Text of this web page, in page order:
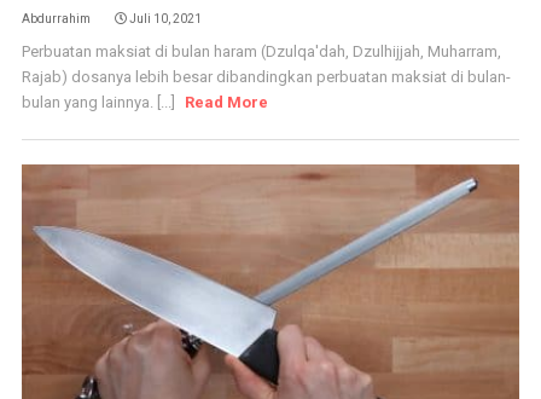
Abdurrahim Juli 10, 2021
Perbuatan maksiat di bulan haram (Dzulqa'dah, Dzulhijjah, Muharram,
Rajab) dosanya lebih besar dibandingkan perbuatan maksiat di bulan-
bulan yang lainnya. [...]
Read More